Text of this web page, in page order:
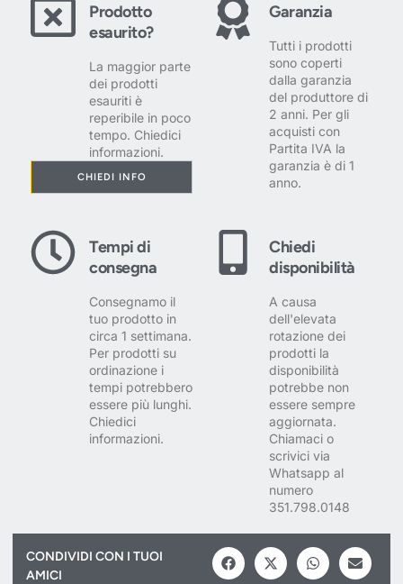
Prodotto
esaurito?
La maggior parte
dei prodotti
esauriti è
reperibile in poco
tempo. Chiedici
informazioni.
CHIEDI INFO
Garanzia
Tutti i prodotti
sono coperti
dalla garanzia
del produttore di
2 anni. Per gli
acquisti con
Partita IVA la
garanzia è di 1
anno.
Tempi di
consegna
Consegnamo il
tuo prodotto in
circa 1 settimana.
Per prodotti su
ordinazione i
tempi potrebbero
essere più lunghi.
Chiedici
informazioni.
Chiedi
disponibilità
A causa
dell'elevata
rotazione dei
prodotti la
disponibilità
potrebbe non
essere sempre
aggiornata.
Chiamaci o
scrivici via
Whatsapp al
numero
351.798.0148
CONDIVIDI CON I TUOI
AMICI